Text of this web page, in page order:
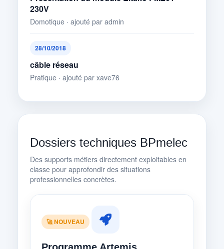
230V
Domotique · ajouté par admin
28/10/2018
câble réseau
Pratique · ajouté par xave76
Dossiers techniques BPmelec
Des supports métiers directement exploitables en
classe pour approfondir des situations
professionnelles concrètes.
🚀 NOUVEAU